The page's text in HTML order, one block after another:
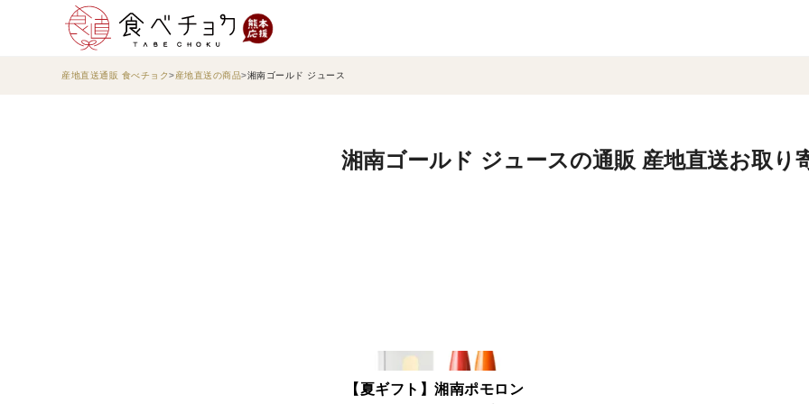
産地直送通販 食べチョク 産地直送の商品 湘南ゴールド ジュース
湘南ゴールド ジュースの通販 産地直送お取り
【夏ギフト】湘南ポモロン